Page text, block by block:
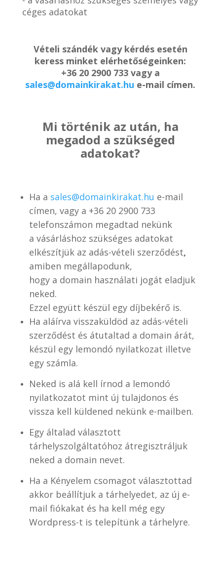
céges adatokat
Vételi szándék vagy kérdés esetén
keress minket elérhetőségeinken:
+36 20 2900 733 vagy a
sales@domainkirakat.hu e-mail címen.
Mi történik az után, ha
megadod a szükséged
adatokat?
Ha a sales@domainkirakat.hu e-mail
címen, vagy a +36 20 2900 733
telefonszámon megadtad nekünk
a vásárláshoz szükséges adatokat
elkészítjük az adás-vételi szerződést,
amiben megállapodunk,
hogy a domain használati jogát eladjuk
neked.
Ezzel együtt készül egy díjbekérő is.
Ha aláírva visszaküldöd az adás-vételi
szerződést és átutaltad a domain árát,
készül egy lemondó nyilatkozat illetve
egy számla.
Neked is alá kell írnod a lemondó
nyilatkozatot mint új tulajdonos és
vissza kell küldened nekünk e-mailben.
Egy általad választott
tárhelyszolgáltatóhoz átregisztráljuk
neked a domain nevet.
Ha a Kényelem csomagot választottad
akkor beállítjuk a tárhelyedet, az új e-
mail fiókakat és ha kell még egy
Wordpress-t is telepítünk a tárhelyre.